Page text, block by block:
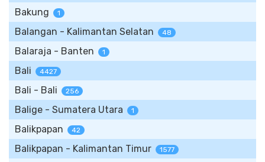
Bakung 1
Balangan - Kalimantan Selatan 48
Balaraja - Banten 1
Bali 4427
Bali - Bali 256
Balige - Sumatera Utara 1
Balikpapan 42
Balikpapan - Kalimantan Timur 1577